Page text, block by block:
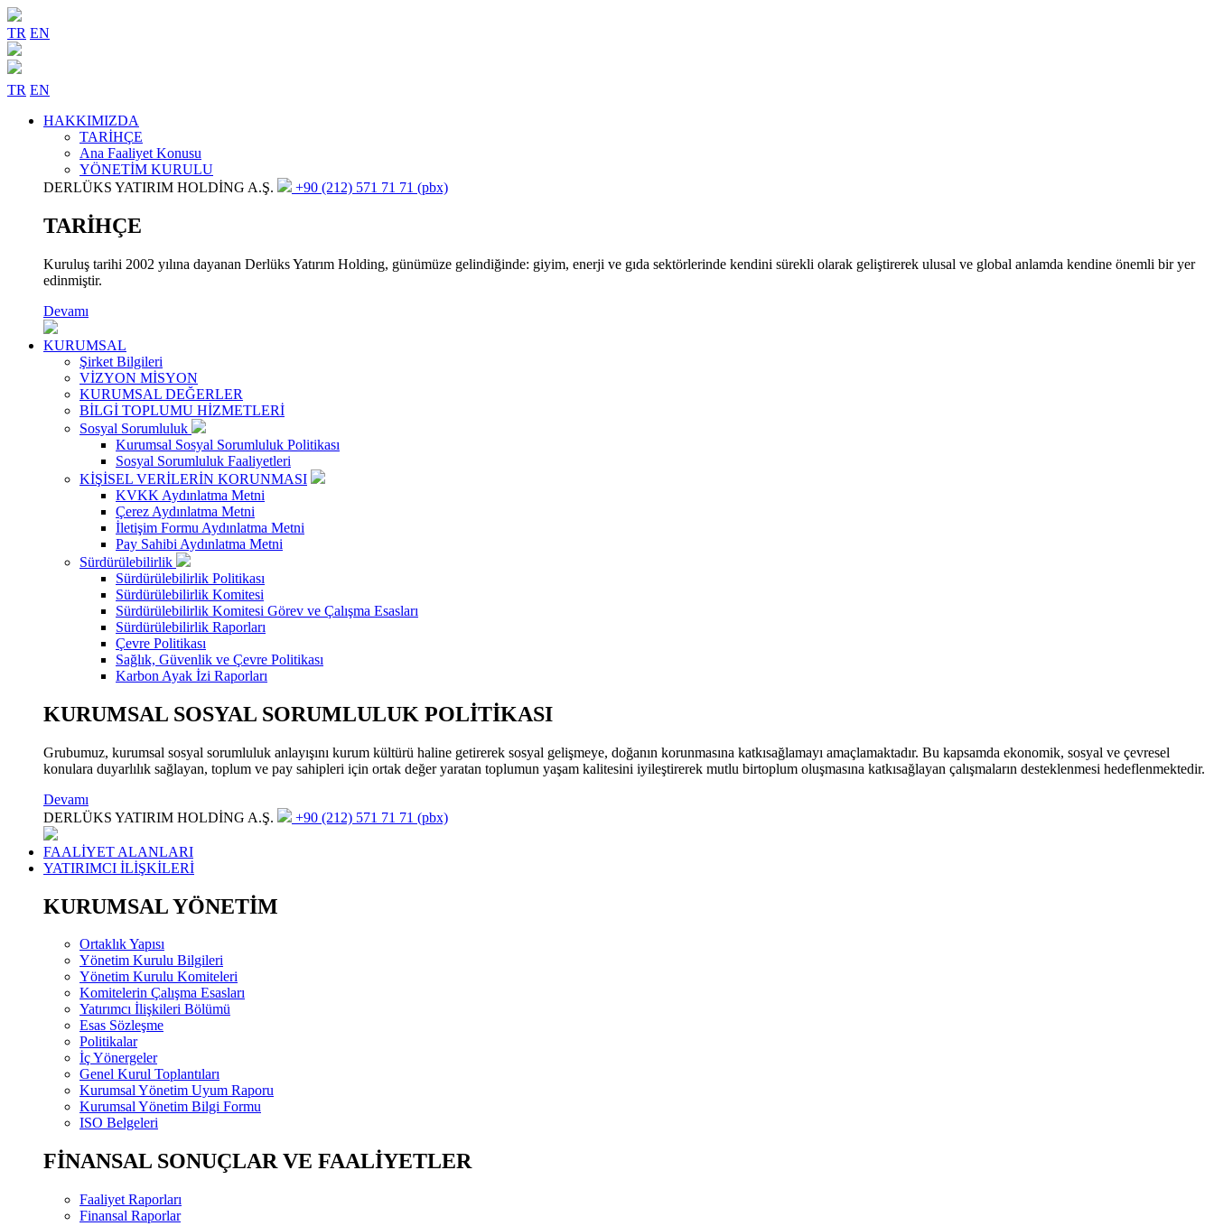
TR EN
TR EN
HAKKIMIZDA
TARİHÇE
Ana Faaliyet Konusu
YÖNETİM KURULU
DERLÜKS YATIRIM HOLDİNG A.Ş.
+90 (212) 571 71 71 (pbx)
TARİHÇE
Kuruluş tarihi 2002 yılına dayanan Derlüks Yatırım Holding, günümüze gelindiğinde: giyim, enerji ve gıda sektörlerinde kendini sürekli olarak geliştirerek ulusal ve global anlamda kendine önemli bir yer
edinmiştir.
Devamı
KURUMSAL
Şirket Bilgileri
VİZYON MİSYON
KURUMSAL DEĞERLER
BİLGİ TOPLUMU HİZMETLERİ
Sosyal Sorumluluk
Kurumsal Sosyal Sorumluluk Politikası
Sosyal Sorumluluk Faaliyetleri
KİŞİSEL VERİLERİN KORUNMASI
KVKK Aydınlatma Metni
Çerez Aydınlatma Metni
İletişim Formu Aydınlatma Metni
Pay Sahibi Aydınlatma Metni
Sürdürülebilirlik
Sürdürülebilirlik Politikası
Sürdürülebilirlik Komitesi
Sürdürülebilirlik Komitesi Görev ve Çalışma Esasları
Sürdürülebilirlik Raporları
Çevre Politikası
Sağlık, Güvenlik ve Çevre Politikası
Karbon Ayak İzi Raporları
KURUMSAL SOSYAL SORUMLULUK POLİTİKASI
Grubumuz, kurumsal sosyal sorumluluk anlayışını kurum kültürü haline getirerek sosyal gelişmeye, doğanın korunmasına katkısağlamayı amaçlamaktadır. Bu kapsamda ekonomik, sosyal ve çevresel
konulara duyarlılık sağlayan, toplum ve pay sahipleri için ortak değer yaratan toplumun yaşam kalitesini iyileştirerek mutlu birtoplum oluşmasına katkısağlayan çalışmaların desteklenmesi hedeflenmektedir.
Devamı
DERLÜKS YATIRIM HOLDİNG A.Ş.
+90 (212) 571 71 71 (pbx)
FAALİYET ALANLARI
YATIRIMCI İLİŞKİLERİ
KURUMSAL YÖNETİM
Ortaklık Yapısı
Yönetim Kurulu Bilgileri
Yönetim Kurulu Komiteleri
Komitelerin Çalışma Esasları
Yatırımcı İlişkileri Bölümü
Esas Sözleşme
Politikalar
İç Yönergeler
Genel Kurul Toplantıları
Kurumsal Yönetim Uyum Raporu
Kurumsal Yönetim Bilgi Formu
ISO Belgeleri
FİNANSAL SONUÇLAR VE FAALİYETLER
Faaliyet Raporları
Finansal Raporlar